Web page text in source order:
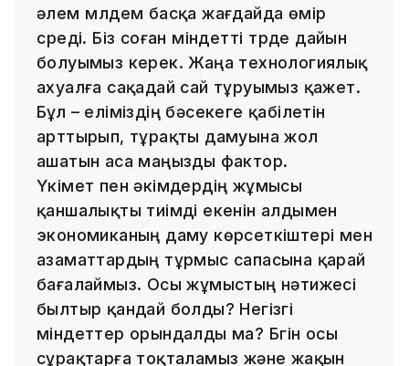
әлем мүлдем басқа жағдайда өмір
сүреді. Біз соған міндетті түрде дайын
болуымыз керек. Жаңа технологиялық
ахуалға сақадай сай тұруымыз қажет.
Бұл – еліміздің бәсекеге қабілетін
арттырып, тұрақты дамуына жол
ашатын аса маңызды фактор.
Үкімет пен әкімдердің жұмысы
қаншалықты тиімді екенін алдымен
экономиканың даму көрсеткіштері мен
азаматтардың тұрмыс сапасына қарай
бағалаймыз. Осы жұмыстың нәтижесі
былтыр қандай болды? Негізгі
міндеттер орындалды ма? Бүгін осы
сұрақтарға тоқталамыз және жақын